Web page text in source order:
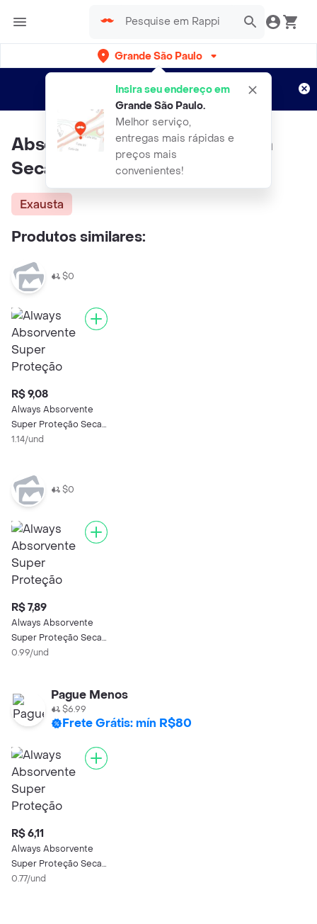
Grande São Paulo
Insira seu endereço em
Grande São Paulo.
Melhor serviço,
entregas mais rápidas e
preços mais
convenientes!
Entregas grátis por 15 dias!
Aplicam T&C
Absorvente Noturno Cobertura
Seca Com Abas 8 Und
Exausta
Produtos similares:
$0
R$ 9,08
Always Absorvente
Super Proteção Seca
com Abas
1.14/und
$0
R$ 7,89
Always Absorvente
Super Proteção Seca
com Abas
0.99/und
Pague Menos
$6.99
Frete Grátis: mín R$80
R$ 6,11
Always Absorvente
Super Proteção Seca
com Abas
0.77/und